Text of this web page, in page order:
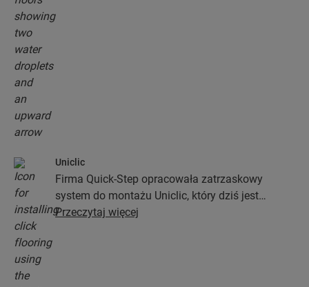
prostsze niż kiedykolwiek wcześniej!
Uniclic
Firma Quick-Step opracowała zatrzaskowy
system do montażu Uniclic, który dziś jest
standardowym systemem stosowanym przy
Przeczytaj więcej